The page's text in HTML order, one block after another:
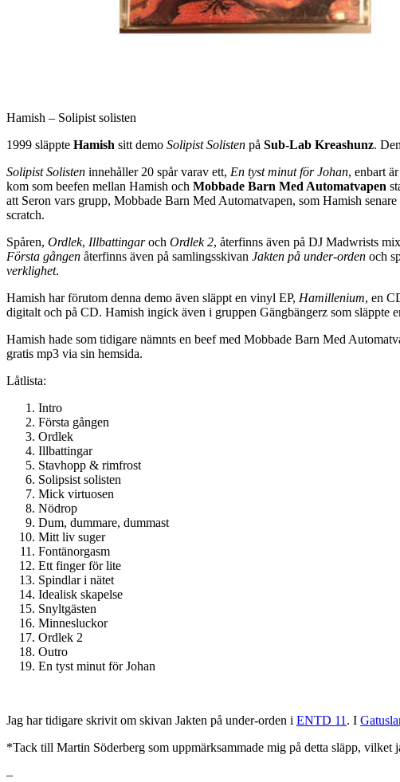
Hamish – Solipist solisten
1999 släppte Hamish sitt demo Solipist Solisten på Sub-Lab Kreashunz.
Solipist Solisten innehåller 20 spår varav ett, En tyst minut för Johan, enbart
kom som beefen mellan Hamish och Mobbade Barn Med Automatvapen
att Seron vars grupp, Mobbade Barn Med Automatvapen, som Hamish
scratch.
Spåren, Ordlek, Illbattingaroch Ordlek 2, återfinns även på DJ Madwrists
Första gången återfinns även på samlingsskivan Jakten på under-orden och
verklighet.
Hamish har förutom denna demo även släppt en vinyl EP, Hamillenium, en
digitalt och på CD. Hamish ingick även i gruppen Gängbängerz som
Hamish hade som tidigare nämnts en beef med Mobbade Barn Med
gratis mp3 via sin hemsida.
Låtlista:
Intro
Första gången
Ordlek
Illbattingar
Stavhopp & rimfrost
Solipsist solisten
Mick virtuosen
Nödrop
Dum, dummare, dummast
Mitt liv suger
Fontänorgasm
Ett finger för lite
Spindlar i nätet
Idealisk skapelse
Snyltgästen
Minnesluckor
Ordlek 2
Outro
En tyst minut för Johan
Jag har tidigare skrivit om skivan Jakten på under-orden i ENTD 11 . I
*Tack till Martin Söderberg som uppmärksammade mig på detta släpp, vilket
–